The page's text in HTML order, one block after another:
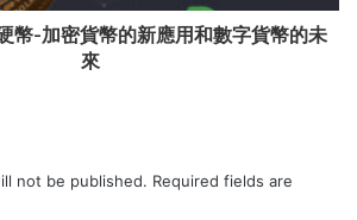
-加密貨幣的新應用和數字貨幣的未
來
not be published. Required fields are